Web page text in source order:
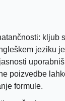
kljub
jeziku
poizvedbe
formule.